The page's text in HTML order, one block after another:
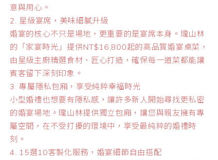
意與用心。
2. 星級宴席，美味細膩升級
婚宴的核心不只是場地，更重要的是宴席本身。瓏山林
的「家宴時光」提供NT$16,800起的高品質婚宴桌菜，
由星級主廚精選食材、匠心打造，確保每一道菜都能讓
賓客留下深刻印象。
3. 專屬隱私包廂，享受純粹幸福時光
小型婚禮也想要有隱私感，讓許多新人開始尋找更私密
的婚宴場地。瓏山林提供獨立包廂，讓您與親友擁有專
屬空間，在不受打擾的環境中，享受最純粹的婚禮時
刻。
4. 15選10客製化服務，婚宴細節自由搭配